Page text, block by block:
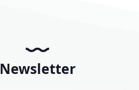
Newsletter